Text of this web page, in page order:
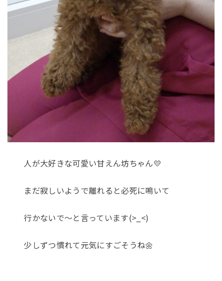
人が大好きな可愛い甘えん坊ちゃん💛
まだ寂しいようで離れると必死に鳴いて
行かないで～と言っています(>_<)
少しずつ慣れて元気にすごそうね🌼